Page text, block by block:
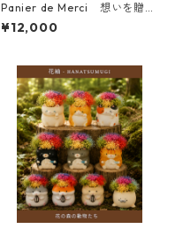
Panier de Merci 想いを贈る
花バスケット
¥12,000